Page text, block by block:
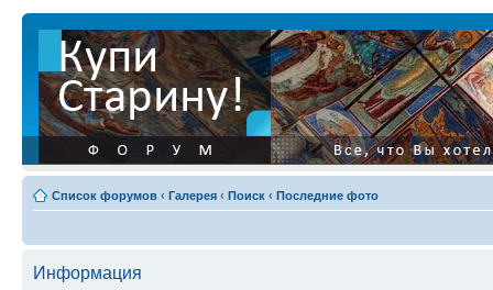
Список форумов ‹ Галерея ‹ Поиск ‹ Последние фото
Информация